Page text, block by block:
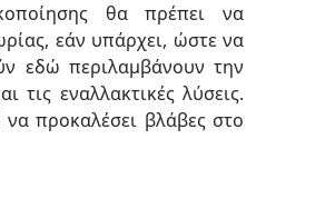
θα πρέπει να
εάν υπάρχει, ώστε να
εδώ περιλαμβάνουν την
τις εναλλακτικές λύσεις.
προκαλέσει βλάβες στο